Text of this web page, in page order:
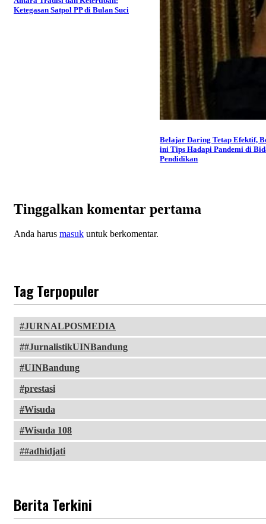
Ketegasan Satpol PP di Bulan Suci
Belajar Daring Tetap Efektif,
ini Tips Hadapi Pandemi di
Pendidikan
Tinggalkan komentar pertama
Anda harus masuk untuk berkomentar.
Tag Terpopuler
JURNALPOSMEDIA
#JurnalistikUINBandung
UINBandung
prestasi
Wisuda
Wisuda 108
#adhidjati
Berita Terkini